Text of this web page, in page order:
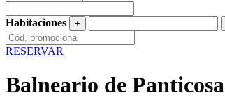
Habitaciones
RESERVAR
Balneario de Panticosa